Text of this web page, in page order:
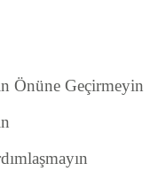
Önüne Geçirmeyin